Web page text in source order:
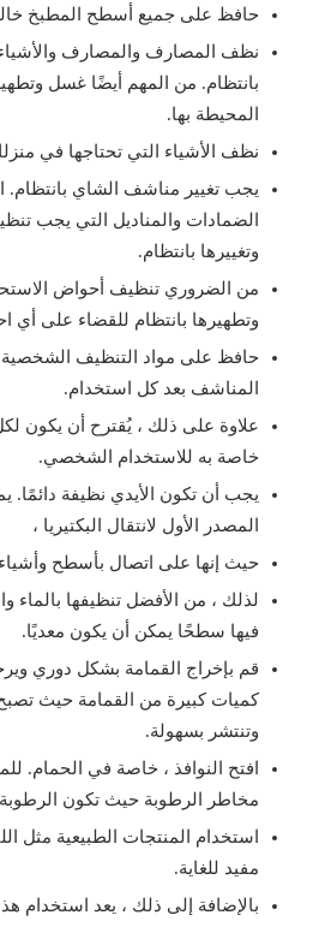
حافظ على جميع أسطح المطبخ
نظف المصارف والمصارف
بانتظام. من المهم أيضًا غسل
المحيطة بها.
نظف الأشياء التي تحتاجها في
يجب تغيير مناشف الشاي بانتظام.
الضمادات والمناديل التي يجب
وتغييرها بانتظام.
من الضروري تنظيف أحواض
وتطهيرها بانتظام للقضاء على أي
حافظ على مواد التنظيف الشخصية
المناشف بعد كل استخدام.
علاوة على ذلك ، يُقترح أن
خاصة به للاستخدام الشخصي.
يجب أن تكون الأيدي نظيفة دائمًا.
المصدر الأول لانتقال البكتيريا ،
حيث إنها على اتصال بأسطح
لذلك ، من الأفضل تنظيفها
فيها سطحًا يمكن أن يكون معديًا.
قم بإخراج القمامة بشكل دوري
كميات كبيرة من القمامة حيث تصبح
وتنتشر بسهولة.
افتح النوافذ ، خاصة في الحمام.
مخاطر الرطوبة حيث تكون الرطوبة
استخدام المنتجات الطبيعية مثل
مفيد للغاية.
بالإضافة إلى ذلك ، يعد استخدام